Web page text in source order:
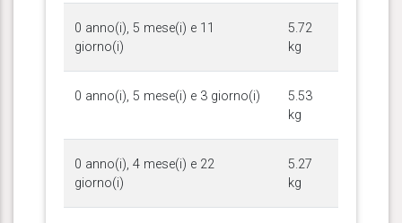
0 anno(i), 5 mese(i) e 11
giorno(i)
5.72
kg
0 anno(i), 5 mese(i) e 3 giorno(i)
5.53
kg
0 anno(i), 4 mese(i) e 22
giorno(i)
5.27
kg